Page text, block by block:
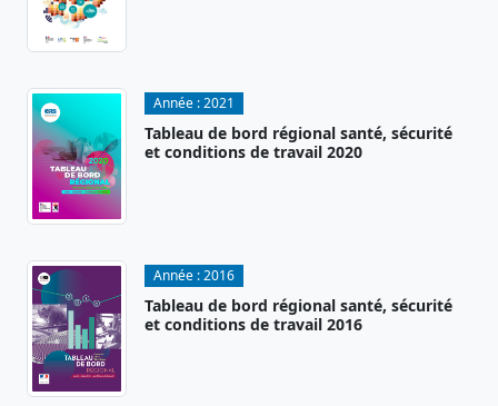
Année :2021
Tableau de bord régional santé, sécurité
et conditions de travail 2020
Année :2016
Tableau de bord régional santé, sécurité
et conditions de travail 2016